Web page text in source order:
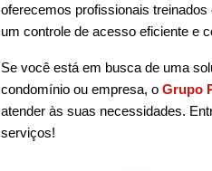
oferecemos profissionais
um controle de acesso eficiente e
Se você está em busca de uma
condomínio ou empresa, o Grupo
atender às suas necessidades.
serviços!